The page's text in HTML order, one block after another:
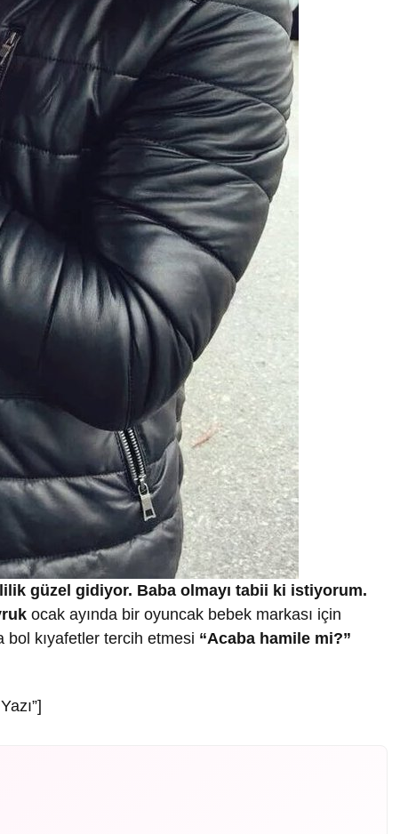
güzel gidiyor. Baba olmayı tabii ki istiyorum.
ocak ayında bir oyuncak bebek markası için
bol kıyafetler tercih etmesi “Acaba hamile mi?”